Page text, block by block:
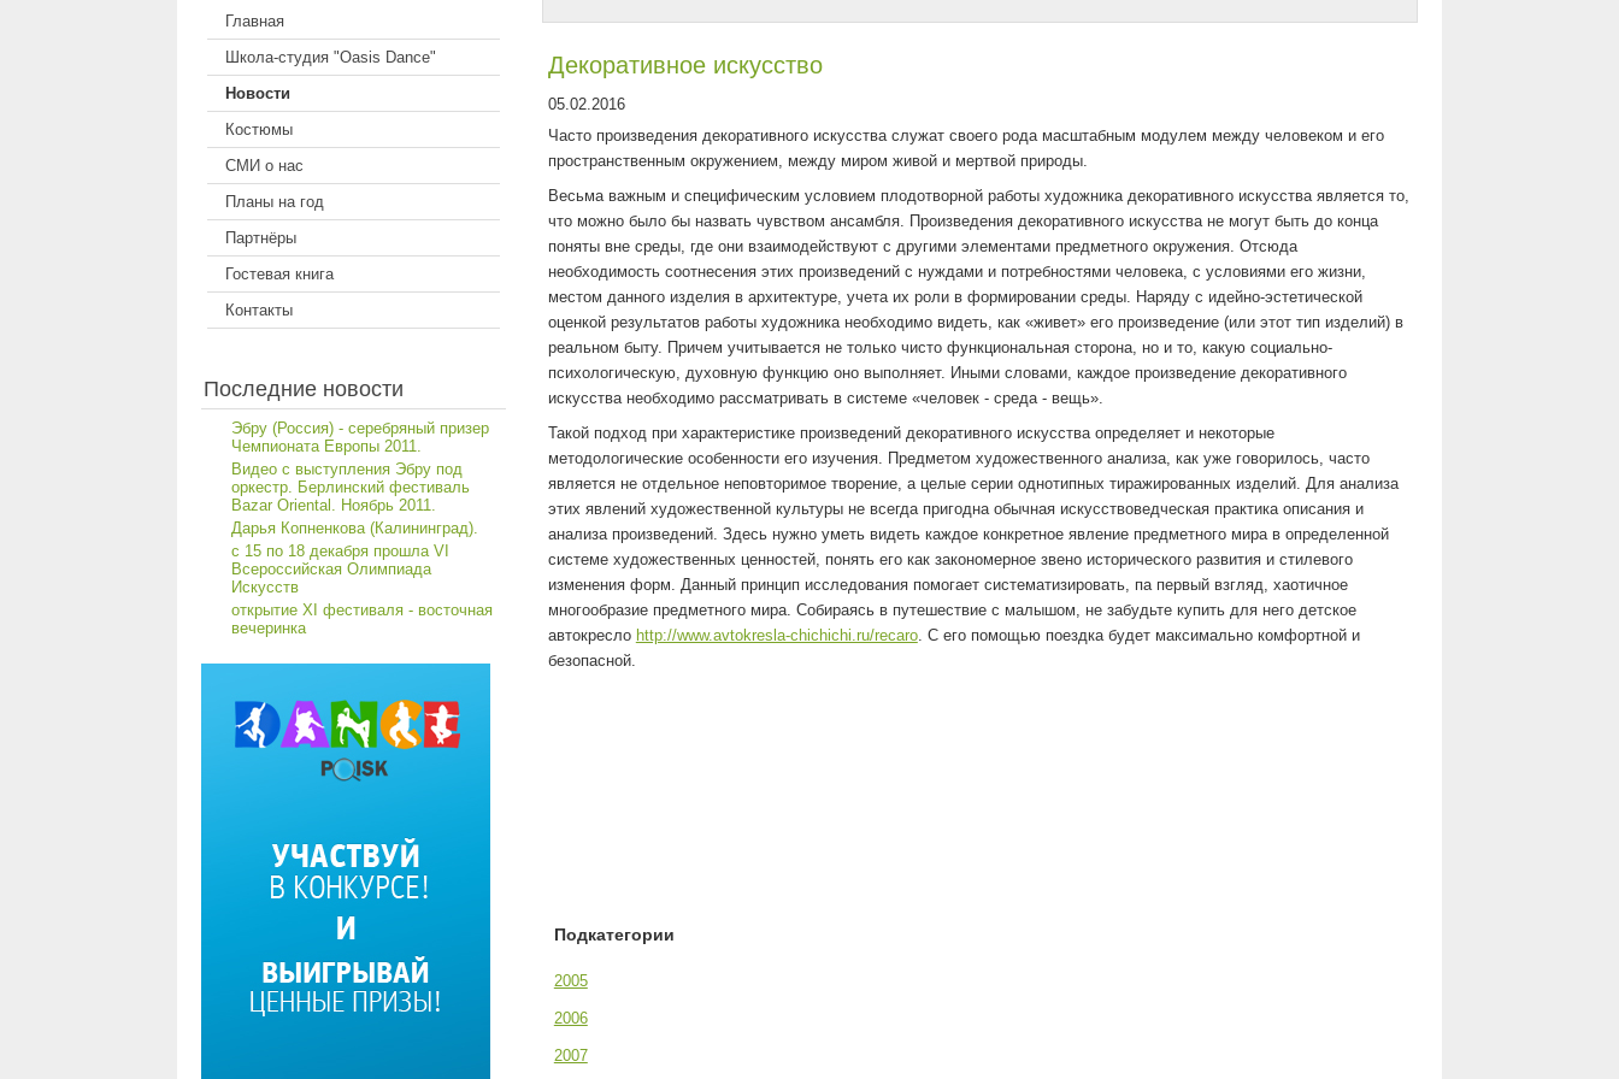
Главная
Школа-студия "Oasis Dance"
Новости
Костюмы
СМИ о нас
Планы на год
Партнёры
Гостевая книга
Контакты
Последние новости
Эбру (Россия) - серебряный призер
Чемпионата Европы 2011.
Видео с выступления Эбру под
оркестр. Берлинский фестиваль
Bazar Oriental. Ноябрь 2011.
Дарья Копненкова (Калининград).
с 15 по 18 декабря прошла VI
Всероссийская Олимпиада
Искусств
открытие XI фестиваля - восточная
вечеринка
Декоративное искусство
05.02.2016
Часто произведения декоративного искусства служат своего рода масштабным модулем между человеком и его
пространственным окружением, между миром живой и мертвой природы.
Весьма важным и специфическим условием плодотворной работы художника декоративного искусства является то,
что можно было бы назвать чувством ансамбля. Произведения декоративного искусства не могут быть до конца
поняты вне среды, где они взаимодействуют с другими элементами предметного окружения. Отсюда
необходимость соотнесения этих произведений с нуждами и потребностями человека, с условиями его жизни,
местом данного изделия в архитектуре, учета их роли в формировании среды. Наряду с идейно-эстетической
оценкой результатов работы художника необходимо видеть, как «живет» его произведение (или этот тип изделий) в
реальном быту. Причем учитывается не только чисто функциональная сторона, но и то, какую социально-
психологическую, духовную функцию оно выполняет. Иными словами, каждое произведение декоративного
искусства необходимо рассматривать в системе «человек - среда - вещь».
Такой подход при характеристике произведений декоративного искусства определяет и некоторые
методологические особенности его изучения. Предметом художественного анализа, как уже говорилось, часто
является не отдельное неповторимое творение, а целые серии однотипных тиражированных изделий. Для анализа
этих явлений художественной культуры не всегда пригодна обычная искусствоведческая практика описания и
анализа произведений. Здесь нужно уметь видеть каждое конкретное явление предметного мира в определенной
системе художественных ценностей, понять его как закономерное звено исторического развития и стилевого
изменения форм. Данный принцип исследования помогает систематизировать, па первый взгляд, хаотичное
многообразие предметного мира. Собираясь в путешествие с малышом, не забудьте купить для него детское
автокресло http://www.avtokresla-chichichi.ru/recaro. С его помощью поездка будет максимально комфортной и
безопасной.
Подкатегории
2005
2006
2007